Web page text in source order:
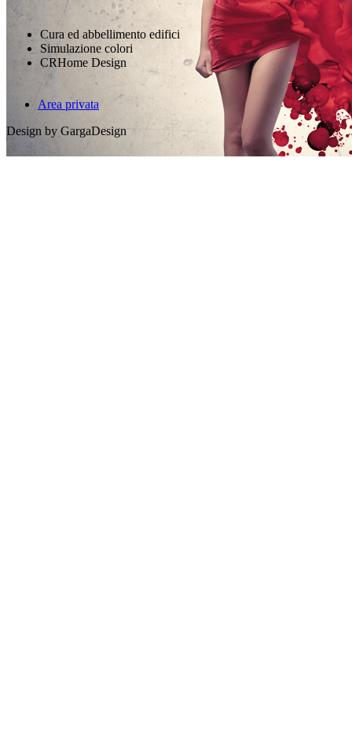
Cura ed abbellimento edifici
Simulazione colori
CRHome Design
Area privata
Design by GargaDesign